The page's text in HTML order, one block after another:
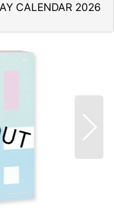
CALENDAR 2026